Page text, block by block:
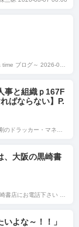
事と組織ｐ167F
ばならない】P.
、大阪の黒崎書
よな～！！」